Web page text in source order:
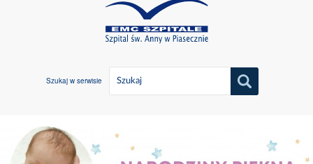
Szukaj w serwisie